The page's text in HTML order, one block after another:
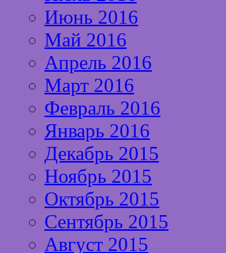
Июнь 2016
Май 2016
Апрель 2016
Март 2016
Февраль 2016
Январь 2016
Декабрь 2015
Ноябрь 2015
Октябрь 2015
Сентябрь 2015
Август 2015